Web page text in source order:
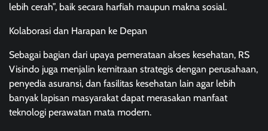
lebih cerah”, baik secara harfiah maupun makna sosial.
Kolaborasi dan Harapan ke Depan
Sebagai bagian dari upaya pemerataan akses kesehatan, RS
Visindo juga menjalin kemitraan strategis dengan perusahaan,
penyedia asuransi, dan fasilitas kesehatan lain agar lebih
banyak lapisan masyarakat dapat merasakan manfaat
teknologi perawatan mata modern.